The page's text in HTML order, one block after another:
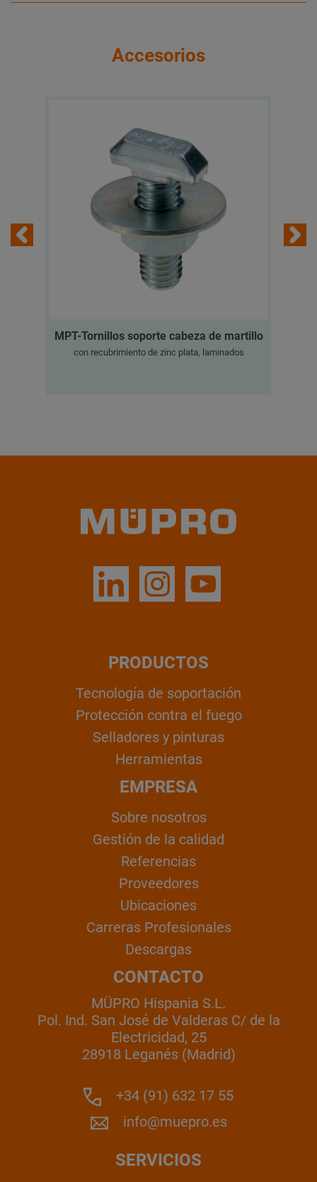
Accesorios
MPT-Tornillos soporte cabeza de martillo
con recubrimiento de zinc plata, laminados
PRODUCTOS
Tecnología de soportación
Protección contra el fuego
Selladores y pinturas
Herramientas
EMPRESA
Sobre nosotros
Gestión de la calidad
Referencias
Proveedores
Ubicaciones
Carreras Profesionales
Descargas
CONTACTO
MÜPRO Hispania S.L.
Pol. Ind. San José de Valderas C/ de la
Electricidad, 25
28918 Leganés (Madrid)
+34 (91) 632 17 55
info@muepro.es
SERVICIOS